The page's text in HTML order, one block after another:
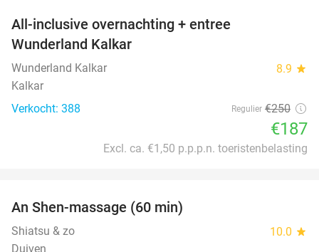
All-inclusive overnachting + entree
Wunderland Kalkar
Wunderland Kalkar 8.9 star
Kalkar
Verkocht: 388
Regulier €250
€187
Excl. ca. €1,50 p.p.p.n. toeristenbelasting
An Shen-massage (60 min)
Shiatsu & zo 10.0 star
Duiven